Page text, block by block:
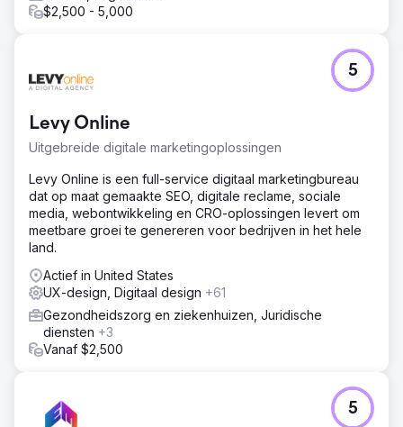
$2,500 - 5,000
Levy Online
Uitgebreide digitale marketingoplossingen
5
Levy Online is een full-service digitaal marketingbureau
dat op maat gemaakte SEO, digitale reclame, sociale
media, webontwikkeling en CRO-oplossingen levert om
meetbare groei te genereren voor bedrijven in het hele
land.
Actief in United States
UX-design, Digitaal design +61
Gezondheidszorg en ziekenhuizen, Juridische
diensten +3
Vanaf $2,500
5